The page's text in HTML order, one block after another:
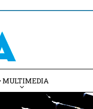
MULTIMEDIA